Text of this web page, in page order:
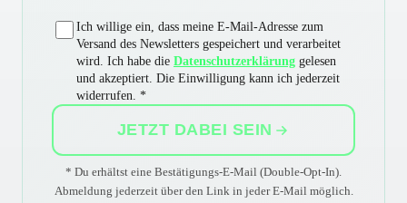
Ich willige ein, dass meine E-Mail-Adresse zum
Versand des Newsletters gespeichert und verarbeitet
wird. Ich habe die Datenschutzerklärung gelesen
und akzeptiert. Die Einwilligung kann ich jederzeit
widerrufen. *
JETZT DABEI SEIN
* Du erhältst eine Bestätigungs-E-Mail (Double-Opt-In).
Abmeldung jederzeit über den Link in jeder E-Mail möglich.